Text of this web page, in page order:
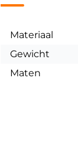
Materiaal
Gewicht
Maten